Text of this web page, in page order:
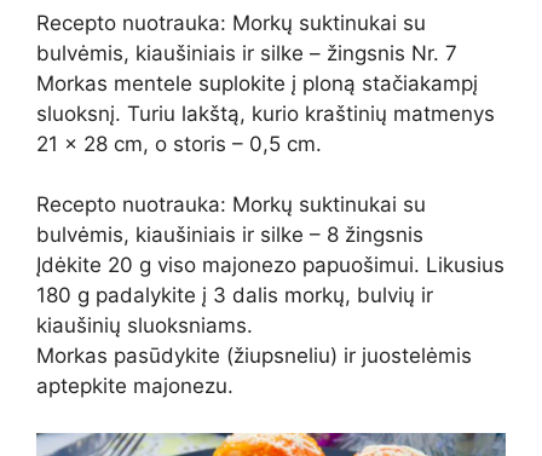
Recepto nuotrauka: Morkų suktinukai su
bulvėmis, kiaušiniais ir silke – žingsnis Nr. 7
Morkas mentele suplokite į ploną stačiakampį
sluoksnį. Turiu lakštą, kurio kraštinių matmenys
21 x 28 cm, o storis – 0,5 cm.
Recepto nuotrauka: Morkų suktinukai su
bulvėmis, kiaušiniais ir silke – 8 žingsnis
Įdėkite 20 g viso majonezo papuošimui. Likusius
180 g padalykite į 3 dalis morkų, bulvių ir
kiaušinių sluoksniams.
Morkas pasūdykite (žiupsneliu) ir juostelėmis
aptepkite majonezu.